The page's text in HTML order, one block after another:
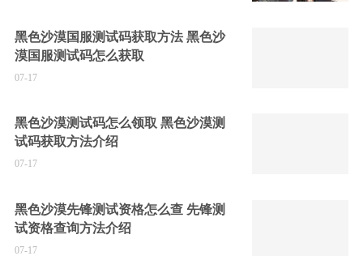
黑色沙漠国服测试码获取方法 黑色沙
漠国服测试码怎么获取
07-17
黑色沙漠测试码怎么领取 黑色沙漠测
试码获取方法介绍
07-17
黑色沙漠先锋测试资格怎么查 先锋测
试资格查询方法介绍
07-17